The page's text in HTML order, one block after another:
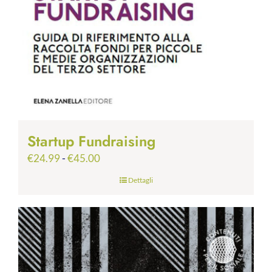
Startup Fundraising
€24.99-€45.00Fascia
€24.99
€45.00
Dettagli